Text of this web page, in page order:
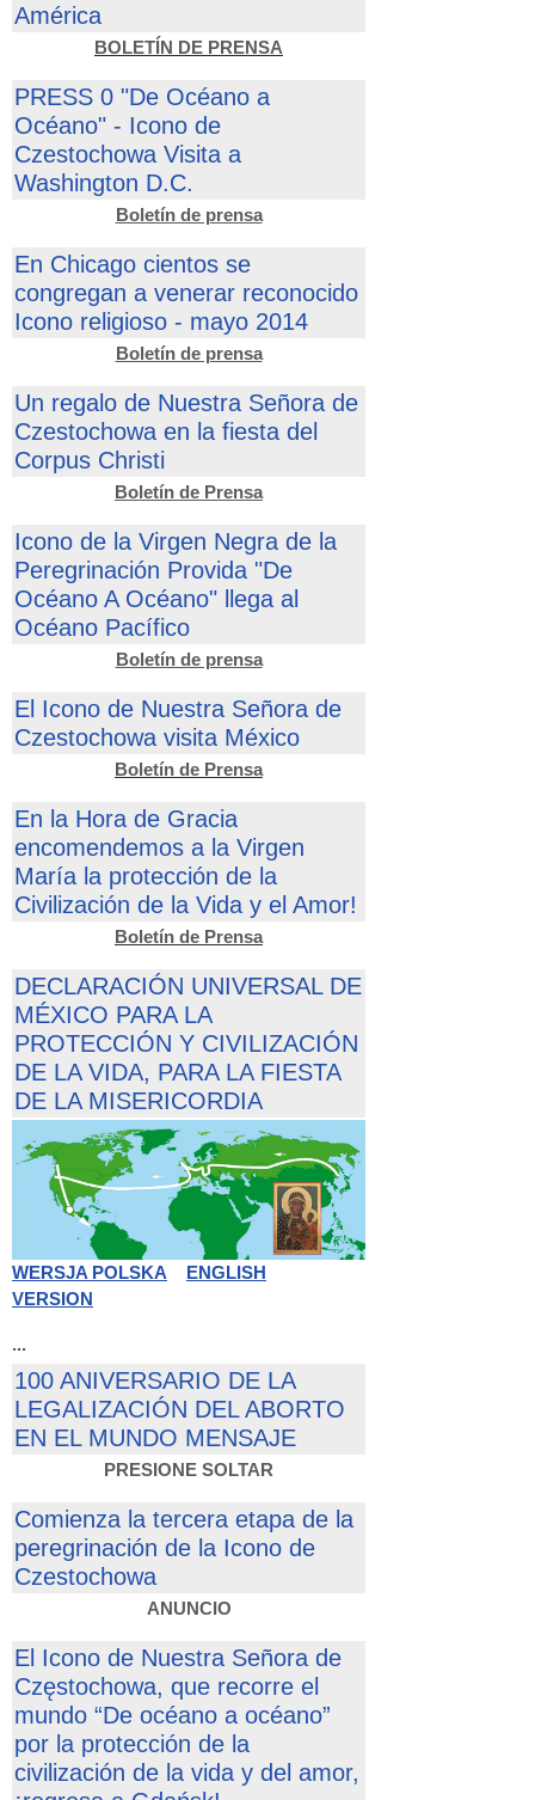
América
BOLETÍN DE PRENSA
PRESS 0 "De Océano a
Océano" - Icono de
Czestochowa Visita a
Washington D.C.
Boletín de prensa
En Chicago cientos se
congregan a venerar reconocido
Icono religioso - mayo 2014
Boletín de prensa
Un regalo de Nuestra Señora de
Czestochowa en la fiesta del
Corpus Christi
Boletín de Prensa
Icono de la Virgen Negra de la
Peregrinación Provida "De
Océano A Océano" llega al
Océano Pacífico
Boletín de prensa
El Icono de Nuestra Señora de
Czestochowa visita México
Boletín de Prensa
En la Hora de Gracia
encomendemos a la Virgen
María la protección de la
Civilización de la Vida y el Amor!
Boletín de Prensa
DECLARACIÓN UNIVERSAL DE
MÉXICO PARA LA
PROTECCIÓN Y CIVILIZACIÓN
DE LA VIDA, PARA LA FIESTA
DE LA MISERICORDIA
WERSJA POLSKA
ENGLISH
VERSION
...
100 ANIVERSARIO DE LA
LEGALIZACIÓN DEL ABORTO
EN EL MUNDO MENSAJE
PRESIONE SOLTAR
Comienza la tercera etapa de la
peregrinación de la Icono de
Czestochowa
ANUNCIO
El Icono de Nuestra Señora de
Częstochowa, que recorre el
mundo “De océano a océano”
por la protección de la
civilización de la vida y del amor,